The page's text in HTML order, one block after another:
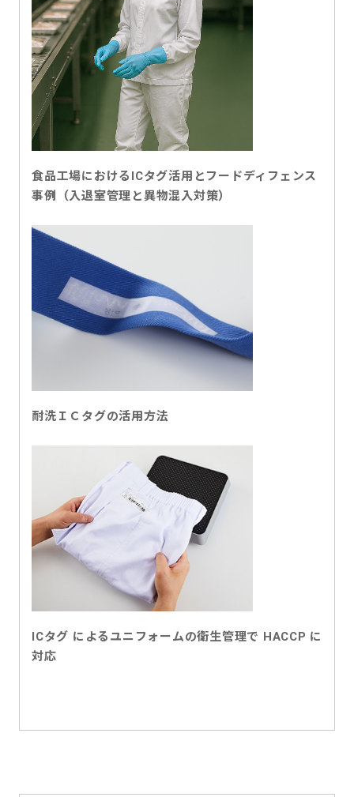
食品工場におけるICタグ活用とフードディフェンス
事例（入退室管理と異物混入対策）
耐洗ＩＣタグの活用方法
ICタグ によるユニフォームの衛生管理で HACCP に
対応